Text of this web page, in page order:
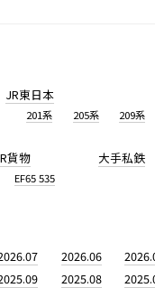
JR東日本
201系 205系 209系
貨物
EF65 535
大手私鉄
2026.06
2025.08